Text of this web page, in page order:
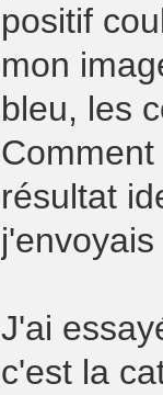
positif
mon
bleu, les
résultat
J'ai
c'est la